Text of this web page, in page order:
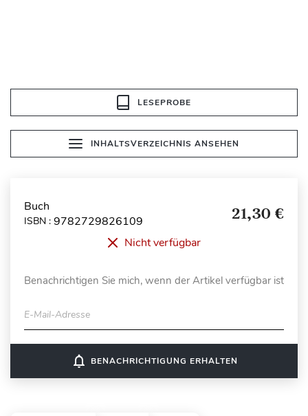
LESEPROBE
INHALTSVERZEICHNIS ANSEHEN
Buch
ISBN : 9782729826109 21,30 €
Nicht verfügbar
Benachrichtigen Sie mich, wenn der Artikel verfügbar ist
E-Mail-Adresse
notifications_none BENACHRICHTIGUNG ERHALTEN